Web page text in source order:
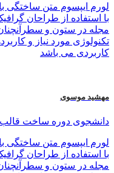
لورم ایپسوم متن ساختگی
با استفاده از طراحان
مجله در ستون و
تکنولوژی مورد نیاز و
کاربردی می باشد
مهشید موسوی
دانشجوی دوره ساخت قالب
لورم ایپسوم متن ساختگی
با استفاده از طراحان
مجله در ستون و